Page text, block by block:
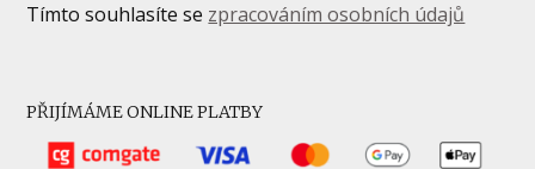
Tímto souhlasíte se zpracováním osobních údajů
PŘIJÍMÁME ONLINE PLATBY